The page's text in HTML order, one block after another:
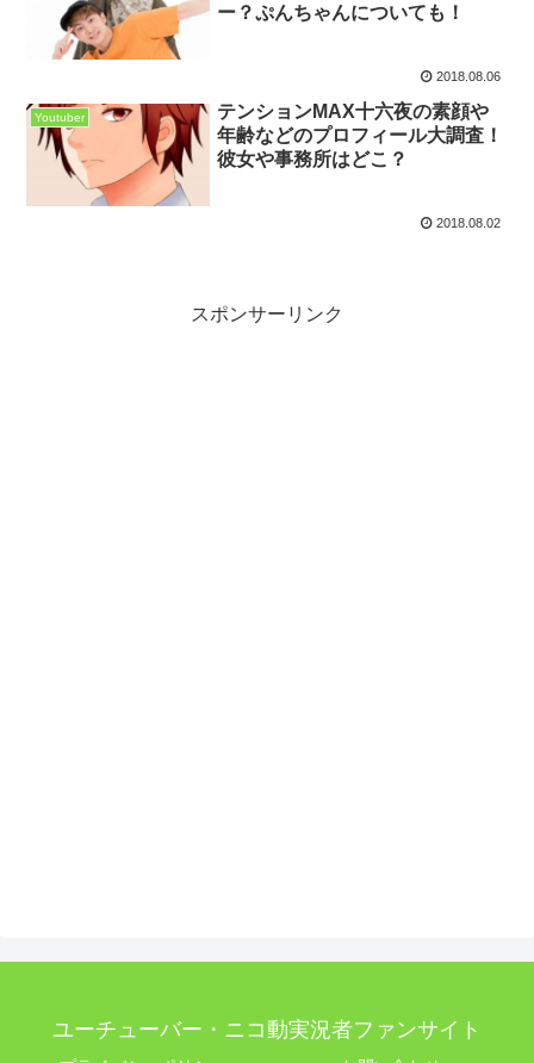
ー？ぷんちゃんについても！
2018.08.06
Youtuber
テンションMAX十六夜の素顔や
年齢などのプロフィール大調査！
彼女や事務所はどこ？
2018.08.02
スポンサーリンク
ユーチューバー・ニコ動実況者ファンサイト